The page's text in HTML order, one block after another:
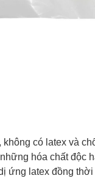
có latex và
hóa chất độc
ứng latex đồng